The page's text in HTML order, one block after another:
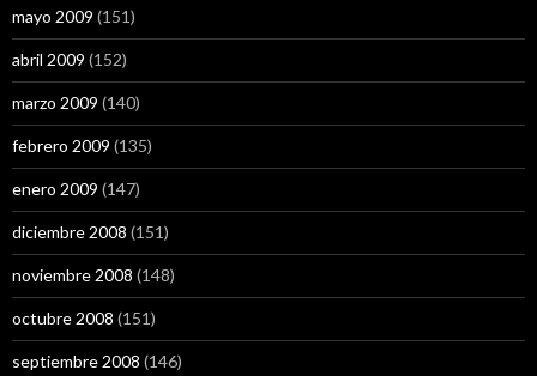
mayo 2009 (151)
abril 2009 (152)
marzo 2009 (140)
febrero 2009 (135)
enero 2009 (147)
diciembre 2008 (151)
noviembre 2008 (148)
octubre 2008 (151)
septiembre 2008 (146)